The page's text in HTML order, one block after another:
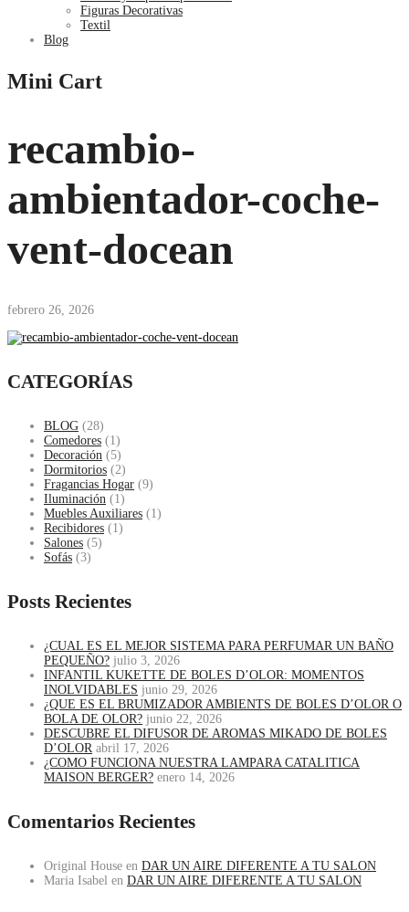
Figuras Decorativas
Textil
Blog
Mini Cart
recambio-
ambientador-coche-
vent-docean
febrero 26, 2026
CATEGORÍAS
BLOG (28)
Comedores (1)
Decoración (5)
Dormitorios (2)
Fragancias Hogar (9)
Iluminación (1)
Muebles Auxiliares (1)
Recibidores (1)
Salones (5)
Sofás (3)
Posts Recientes
¿CUAL ES EL MEJOR SISTEMA PARA PERFUMAR UN BAÑO
PEQUEÑO? julio 3, 2026
INFANTIL KUKETTE DE BOLES D’OLOR: MOMENTOS
INOLVIDABLES junio 29, 2026
¿QUE ES EL BRUMIZADOR AMBIENTS DE BOLES D’OLOR O
BOLA DE OLOR? junio 22, 2026
DESCUBRE EL DIFUSOR DE AROMAS MIKADO DE BOLES
D’OLOR abril 17, 2026
¿COMO FUNCIONA NUESTRA LAMPARA CATALITICA
MAISON BERGER? enero 14, 2026
Comentarios Recientes
Original House en DAR UN AIRE DIFERENTE A TU SALON
Maria Isabel en DAR UN AIRE DIFERENTE A TU SALON